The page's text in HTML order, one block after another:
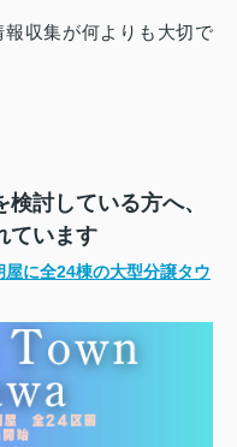
収集が何よりも大切で
討している方へ、
ています
に全24棟の大型分譲タウ